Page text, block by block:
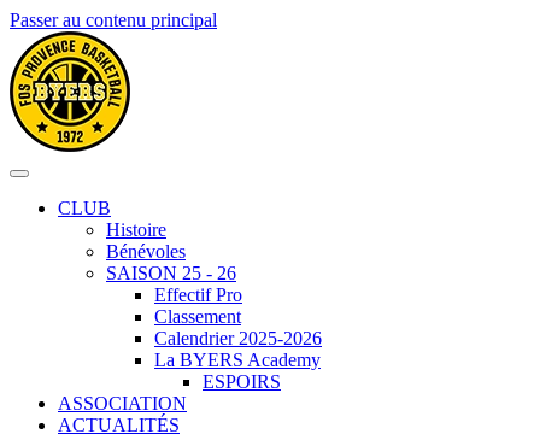
Passer au contenu principal
CLUB
Histoire
Bénévoles
SAISON 25 - 26
Effectif Pro
Classement
Calendrier 2025-2026
La BYERS Academy
ESPOIRS
ASSOCIATION
ACTUALITÉS